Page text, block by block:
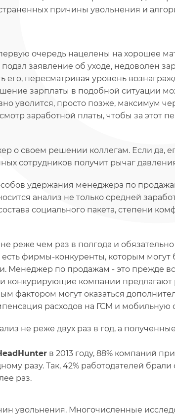
причины увольнения и
очередь нацелены на хорошее
заявление об уходе, недоволен
его, пересматривая уровень
зарплаты в подобной ситуации
уволится, просто позже, максимум
заработной платы, чтобы за этот
о своем решении коллегам. Если да,
сотрудников получит рычаг
удержания менеджера по
анализ не только средней
социального пакета, степени
реже чем раз в полгода и
фирмы-конкуренты, которым могут
Менеджер по продажам - это прежде
конкурирующие компании предлагают
фактором могут оказаться
расходов на ГСМ и мобильную
не реже двух раз в год, а
в 2013 году, 88% компаний
разу. Так, 42% работодателей брали
раз.
увольнения. Многочисленные